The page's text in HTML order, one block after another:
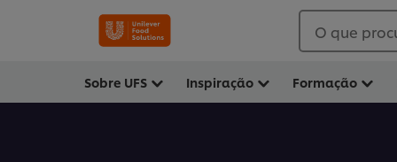
O que
Sobre UFS Inspiração Formação